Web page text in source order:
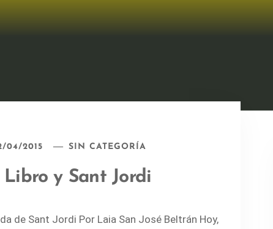
04/2015 SIN CATEGORÍA
y Sant Jordi
de Sant Jordi Por Laia San José Beltrán Hoy,